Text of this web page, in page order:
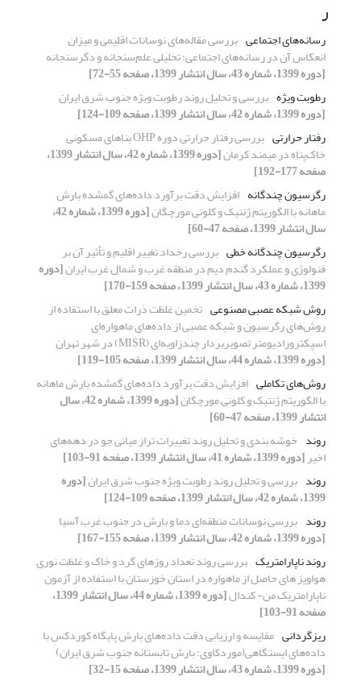
ر
رسانه‌های اجتماعی بررسی مقاله‌های نوسانات اقلیمی و میزان
انعکاس آن در رسانه‌های اجتماعی: تحلیلی علم‌سنجانه و دگرسنجانه
[دوره 1399، شماره 43، سال انتشار 1399، صفحه 55-72]
رطوبت ویژه بررسی و تحلیل روند رطوبت ویژه جنوب شرق ایران
[دوره 1399، شماره 42، سال انتشار 1399، صفحه 109-124]
رفتار حرارتی
بررسی رفتار حرارتی دوره OHP بناهای مسکونی
خاک‌پناه در میمند کرمان [دوره 1399، شماره 42، سال انتشار 1399،
صفحه 177-192]
رگرسیون چندگانه افزایش دقت برآورد داده‌های گمشده بارش
ماهانه با الگوریتم ژنتیک و کلونی مورچگان [دوره 1399، شماره 42،
سال انتشار 1399، صفحه 47-60]
رگرسیون چندگانه خطی بررسی رخداد تغییر اقلیم و تأثیر آن بر
فنولوژی و عملکرد گندم دیم در منطقه غرب و شمال غرب ایران[دوره
1399، شماره 43، سال انتشار 1399، صفحه 159-170]
روش‌ شبکه عصبی مصنوعی تخمین غلظت ذرات معلق با استفاده از
روش‌های رگرسیون و شبکه عصبی از داده‌های ماهواره‌ای
اسپکترورادیومتر تصویربردار چندزاویه‌ای (MISR) در شهر تهران
[دوره 1399، شماره 44، سال انتشار 1399، صفحه 105-119]
روش‌های تکاملی افزایش دقت برآورد داده‌های گمشده بارش ماهانه
با الگوریتم ژنتیک و کلونی مورچگان [دوره 1399، شماره 42، سال
انتشار 1399، صفحه 47-60]
روند خوشه بندی و تحلیل روند تغییرات تراز میانی جو در دهه‌های
اخیر[دوره 1399، شماره 41، سال انتشار 1399، صفحه 91-103]
روند بررسی و تحلیل روند رطوبت ویژه جنوب شرق ایران[دوره
1399، شماره 42، سال انتشار 1399، صفحه 109-124]
روند بررسی نوسانات منطقه‌ای دما و بارش در جنوب غرب آسیا
[دوره 1399، شماره 42، سال انتشار 1399، صفحه 155-167]
روند ناپارامتریک بررسی روند تعداد روزهای گرد و خاک و غلظت نوری
هواویز های حاصل از ماهواره در استان خوزستان با استفاده از آزمون‌
ناپارامتریک من- کندال [دوره 1399، شماره 44، سال انتشار 1399،
صفحه 91-103]
ریزگردانی مقایسه و ارزیابی دقت داده‌های بارش پایگاه کوردکس با
داده‌های ایستگاهی(موردکاوی: بارش تابستانه جنوب شرق ایران)
[دوره 1399، شماره 43، سال انتشار 1399، صفحه 15-32]